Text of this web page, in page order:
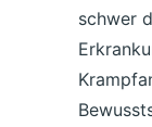
schwer